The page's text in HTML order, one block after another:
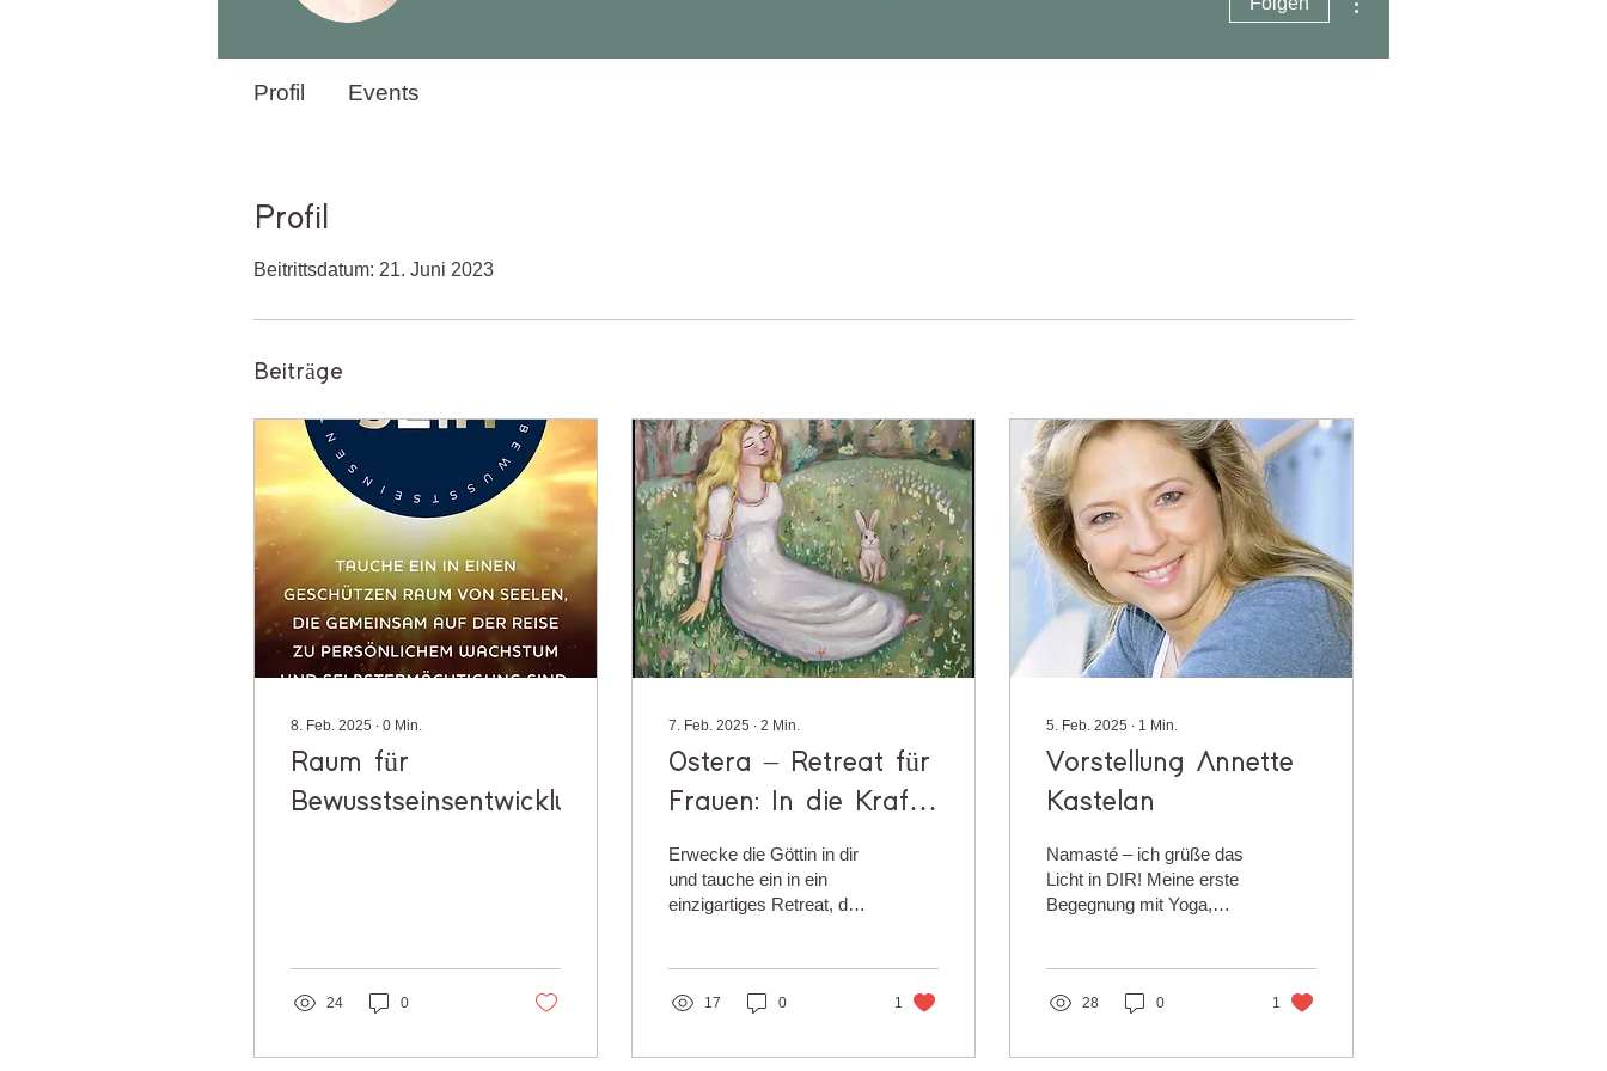
Profil
Beitrittsdatum: 21. Juni 2023
Beiträge
8. Feb. 2025 ∙ 0 Min.
Raum für
Bewusstseinsentwicklung
24 0
7. Feb. 2025 ∙ 2 Min.
Ostera – Retreat für
Frauen: In die Kraft
der Göttin
Erwecke die Göttin in dir
und tauche ein in ein
einzigartiges Retreat, das
17 0 1
5. Feb. 2025 ∙ 1 Min.
Vorstellung Annette
Kastelan
Namasté – ich grüße das
Licht in DIR! Meine erste
Begegnung mit Yoga,
28 0 1
Profil Events